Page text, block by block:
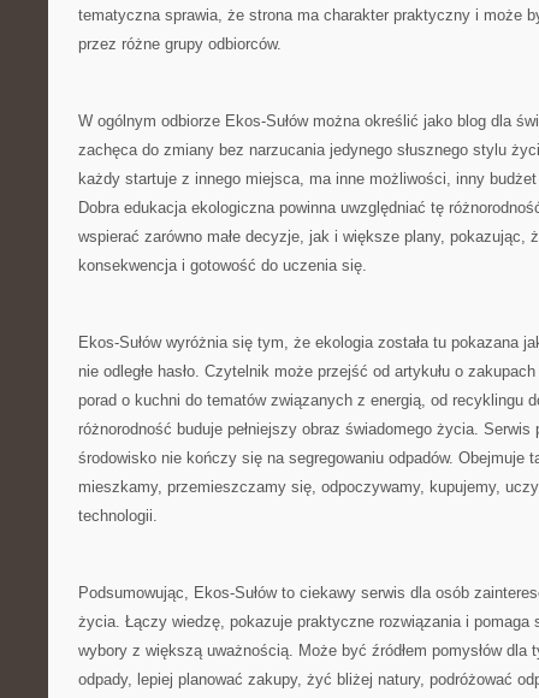
tematyczna sprawia, że strona ma charakter praktyczny i może
przez różne grupy odbiorców.
W ogólnym odbiorze Ekos-Sułów można określić jako blog dla
zachęca do zmiany bez narzucania jedynego słusznego stylu
każdy startuje z innego miejsca, ma inne możliwości, inny
Dobra edukacja ekologiczna powinna uwzględniać tę
wspierać zarówno małe decyzje, jak i większe plany, pokazując,
konsekwencja i gotowość do uczenia się.
Ekos-Sułów wyróżnia się tym, że ekologia została tu pokazana
nie odległe hasło. Czytelnik może przejść od artykułu o
porad o kuchni do tematów związanych z energią, od recyklingu
różnorodność buduje pełniejszy obraz świadomego życia.
środowisko nie kończy się na segregowaniu odpadów. Obejmuje
mieszkamy, przemieszczamy się, odpoczywamy, kupujemy,
technologii.
Podsumowując, Ekos-Sułów to ciekawy serwis dla osób
życia. Łączy wiedzę, pokazuje praktyczne rozwiązania i pomaga
wybory z większą uważnością. Może być źródłem pomysłów
odpady, lepiej planować zakupy, żyć bliżej natury, podróżować